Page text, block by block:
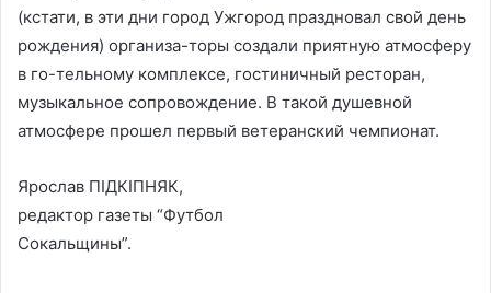
(кстати, в эти дни город Ужгород праздновал свой день
рождения) организа-торы создали приятную атмосферу
в го-тельному комплексе, гостиничный ресторан,
музыкальное сопровождение. В такой душевной
атмосфере прошел первый ветеранский чемпионат.
Ярослав ПІДКІПНЯК,
редактор газеты “Футбол
Сокальщины”.